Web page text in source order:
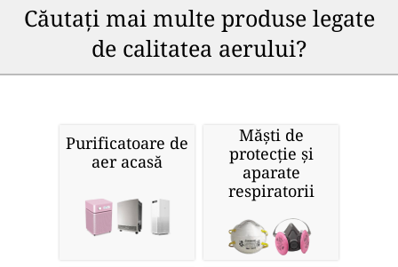
Căutați mai multe produse legate
de calitatea aerului?
Purificatoare de
aer acasă
Măști de
protecție și
aparate
respiratorii